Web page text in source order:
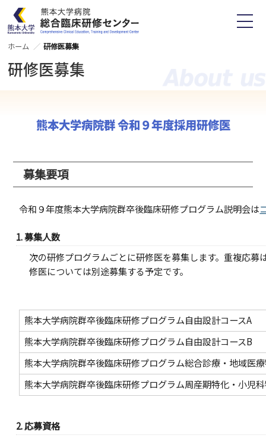
ホーム 研修医募集
研修医募集
熊本大学病院群 令和９年度採用研修医
募集要項
令和９年度熊本大学病院群卒後臨床研修プログラム説明会は
1. 募集人数
次の研修プログラムごとに研修医を募集します。 重複応募
修医については別途募集する予定です。
熊本大学病院群卒後臨床研修プログラム自由設計コースA
熊本大学病院群卒後臨床研修プログラム自由設計コースB
熊本大学病院群卒後臨床研修プログラム総合診療・地域医
熊本大学病院群卒後臨床研修プログラム周産期特化・小児
2. 応募資格
ホーム
病院長ご挨拶
業務
トレーニングセンター
研修について
卒後研修プログラム
歯科研修プログラム
Q&A・関連資料
臨床シミュレーション教育
トレーニング機器
研修医
アクセス
各種書式
お問い合わせ